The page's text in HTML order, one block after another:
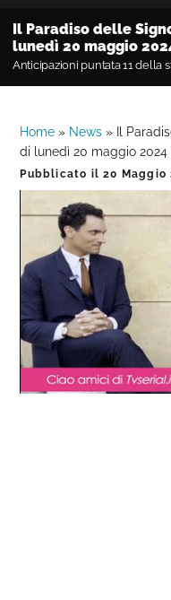
Il Paradiso delle
lunedì 20 maggio
Anticipazioni puntata 11 della
Home » News »
Il
di lunedì 20 maggio 2024
Pubblicato il20 Maggio
Unmute
Loaded:
0%
Progress:
0%